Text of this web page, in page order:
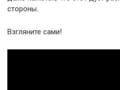
стороны.
Взгляните сами!